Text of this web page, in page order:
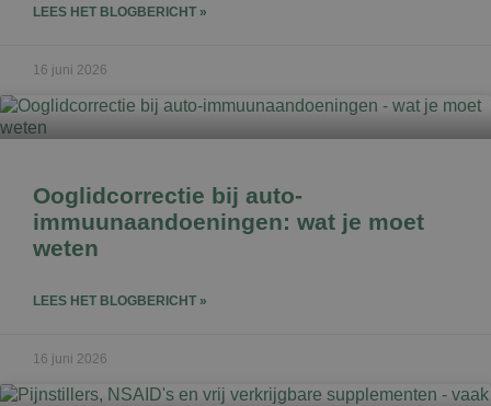
LEES HET BLOGBERICHT »
16 juni 2026
Ooglidcorrectie bij auto-
immuunaandoeningen: wat je moet
weten
LEES HET BLOGBERICHT »
16 juni 2026